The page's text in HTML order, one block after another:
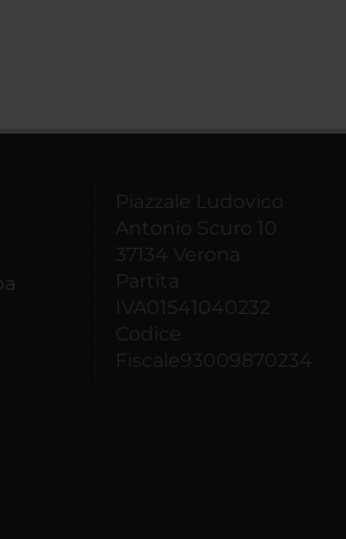
Piazzale Ludovico
Antonio Scuro 10
37134 Verona
Partita
IVA01541040232
Codice
Fiscale93009870234